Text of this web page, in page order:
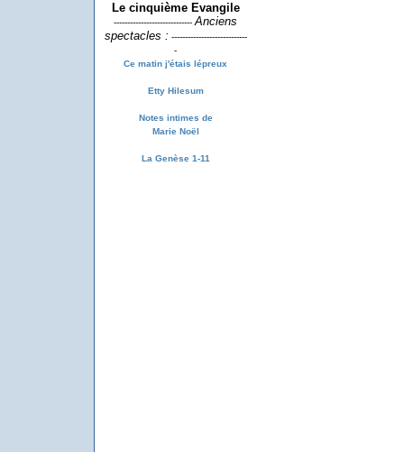
Le cinquième Evangile
-----------------------------Anciens
spectacles : ----------------------------
-
Ce matin j'étais lépreux
Etty Hilesum
Notes intimes de
Marie Noël
La Genèse 1-11